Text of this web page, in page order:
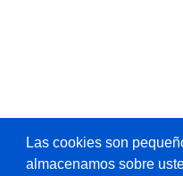
Las cookies son
almacenamos sobre